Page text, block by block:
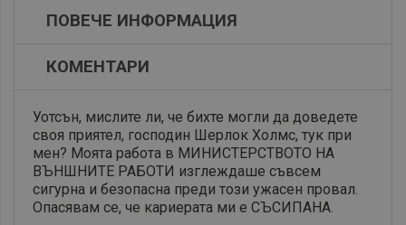
ПОВЕЧЕ ИНФОРМАЦИЯ
КОМЕНТАРИ
Уотсън, мислите ли, че бихте могли да доведете
своя приятел, господин Шерлок Холмс, тук при
мен? Моята работа в МИНИСТЕРСТВОТО НА
ВЪНШНИТЕ РАБОТИ изглеждаше съвсем
сигурна и безопасна преди този ужасен провал.
Опасявам се, че кариерата ми е СЪСИПАНА.